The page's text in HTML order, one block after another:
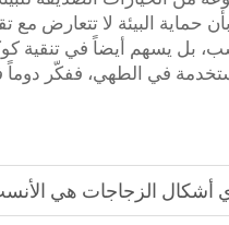
حماية البيئة لا تتعارض
بل يسهم أيضاً في تنقية
في الطهي، ففكّر دوماً
أشكال الزجاجات هي